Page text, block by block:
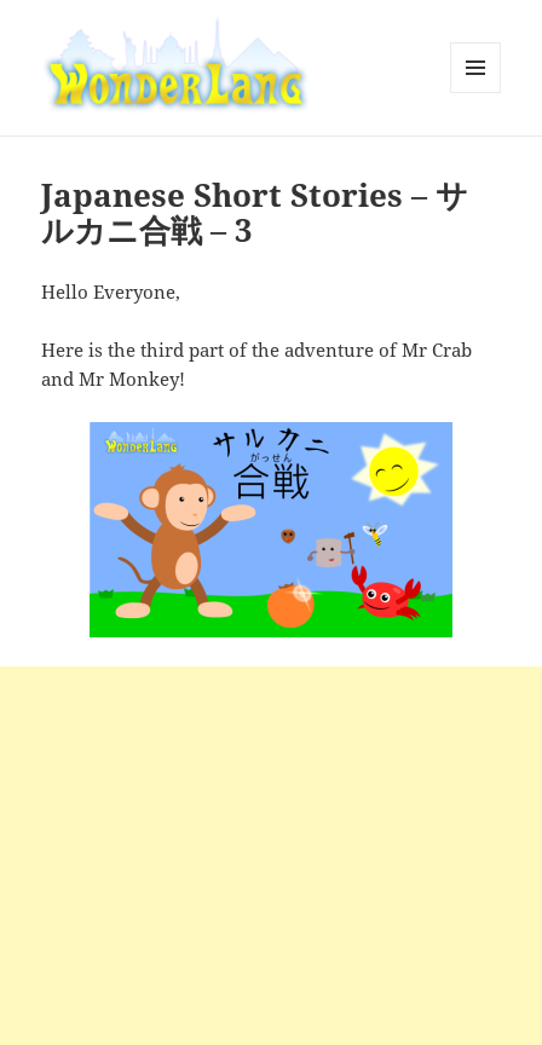
Japanese Short Stories – サ
ルカニ合戦 – 3
Hello Everyone,
Here is the third part of the adventure of Mr Crab
and Mr Monkey!